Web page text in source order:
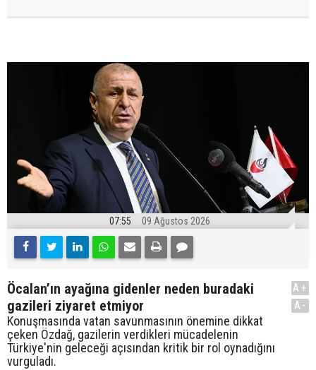
07:55 09 Ağustos 2026
Öcalan’ın ayağına gidenler neden buradaki
gazileri ziyaret etmiyor
Konuşmasında vatan savunmasının önemine dikkat
çeken Özdağ, gazilerin verdikleri mücadelenin
Türkiye'nin geleceği açısından kritik bir rol oynadığını
vurguladı.
A+
A-